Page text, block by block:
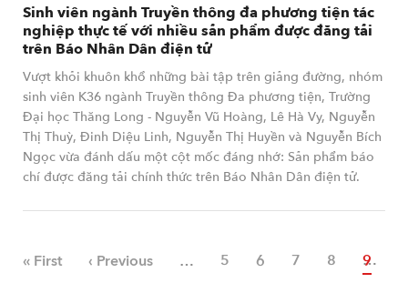
Sinh viên ngành Truyền thông đa phương tiện tác
nghiệp thực tế với nhiều sản phẩm được đăng tải
trên Báo Nhân Dân điện tử
Vượt khỏi khuôn khổ những bài tập trên giảng đường, nhóm
sinh viên K36 ngành Truyền thông Đa phương tiện, Trường
Đại học Thăng Long - Nguyễn Vũ Hoàng, Lê Hà Vy, Nguyễn
Thị Thuỳ, Đinh Diệu Linh, Nguyễn Thị Huyền và Nguyễn Bích
Ngọc vừa đánh dấu một cột mốc đáng nhớ: Sản phẩm báo
chí được đăng tải chính thức trên Báo Nhân Dân điện tử.
« First ‹ Previous … Page
5 Page
6 Page
7 Page
8 Trang
9